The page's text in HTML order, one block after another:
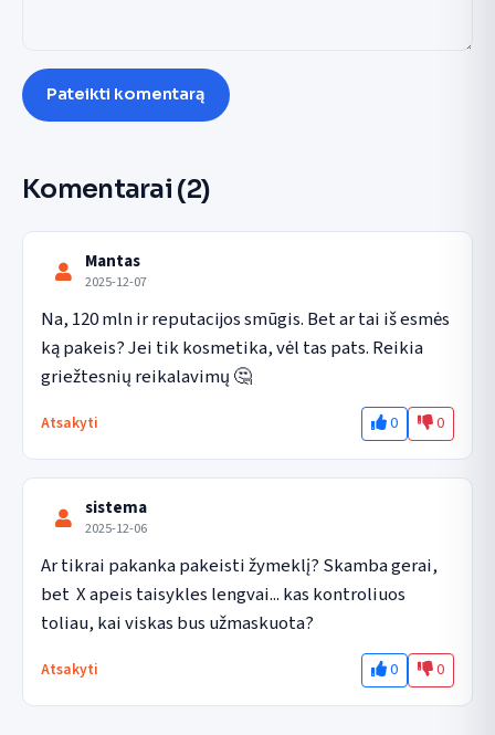
Pateikti komentarą
Komentarai (2)
Mantas
2025-12-07
Na, 120 mln ir reputacijos smūgis. Bet ar tai iš esmės
ką pakeis? Jei tik kosmetika, vėl tas pats. Reikia
griežtesnių reikalavimų 🤔
Atsakyti 0 0
sistema
2025-12-06
Ar tikrai pakanka pakeisti žymeklį? Skamba gerai,
bet  X apeis taisykles lengvai... kas kontroliuos
toliau, kai viskas bus užmaskuota?
Atsakyti 0 0